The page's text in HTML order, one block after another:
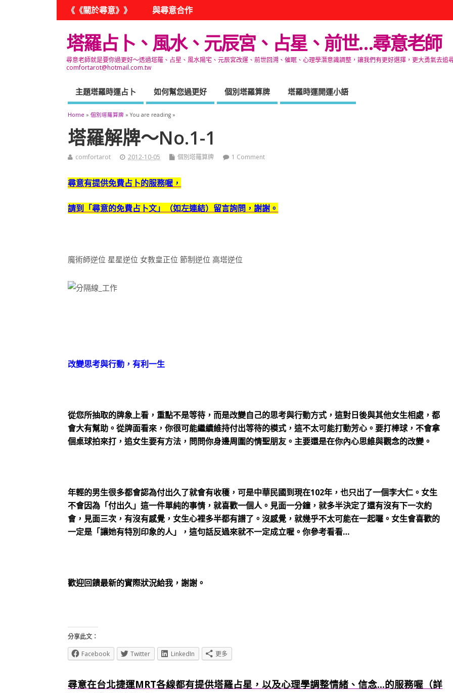
《《關於尋意》》 與尋意合作
塔羅占卜、風水、元辰宮、占星、前世…尋意老師
尋意老師就是要你過更好～透過塔羅、占星、風水陽宅、元辰宮改運、前世回溯、催眠、心理學潛意識調整，讓我們有更好選擇，更大勇氣去
comfortarot@hotmail.com.tw
主題塔羅時運占卜 如何幫您過更好 個別塔羅算牌 塔羅時運開運小語
Home »個別塔羅算牌 » You are reading »
塔羅解牌～No.1-1
comfortarot 2012-10-05 個別塔羅算牌 1 Comment
尋意有提供免費占卜的服務喔，
請到「尋意的免費占卜文」（如左連結）留言詢問，謝謝。
魔術師逆位 星星逆位 女教皇正位 節制逆位 高塔逆位
改變思考與行動，有利一生
從您所抽取的牌象上看，重點不是等待，而是改變自己的思考與行動方式，這對日後與其他女生相處，都
會大有幫助。從牌面看來，你很可能繼續維持付出等待的模式，這不太可能打動芳心。要打棒球，不會拿
個桌球拍來打，追女生要有方法，問問你身邊周圍的情聖朋友。主要還是在你內心思維與觀念的改變。
年輕的男生很多都會認為付出久了就會有收穫，可是中華民國到現在102年，也只出了一個李大仁。女生
不會因為「付出久」這一件單純的事情，就喜歡一個人。見面一分鐘，就多半決定了還有沒有下一次約
會，見面三次，有沒有感覺，女生心裡多半都有譜了。沒感覺，就幾乎不太可能在一起囉。女生會喜歡的
一定是「讓她有特別印象的人」，這句話反過來就不一定成立喔。你參考看看…
歡迎回饋最新的實際狀況給我，謝謝。
分享此文：
Facebook
Twitter LinkedIn 更多
尋意在台北捷運MRT各線都有提供塔羅占星，以及心理學調整情緒、信念...的服務喔（詳